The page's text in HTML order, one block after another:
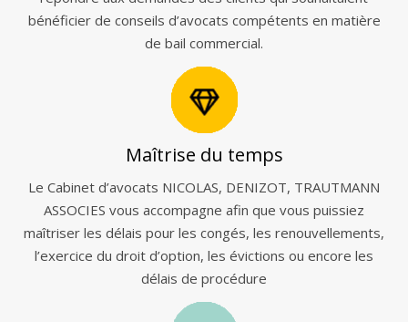
bénéficier de conseils d’avocats compétents en matière
de bail commercial.
Maîtrise du temps
Le Cabinet d’avocats NICOLAS, DENIZOT, TRAUTMANN
ASSOCIES vous accompagne afin que vous puissiez
maîtriser les délais pour les congés, les renouvellements,
l’exercice du droit d’option, les évictions ou encore les
délais de procédure